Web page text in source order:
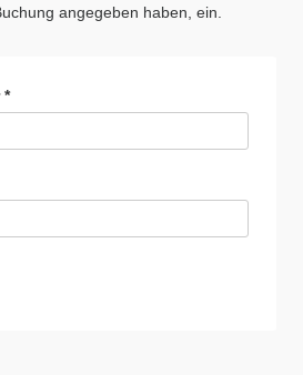
angegeben haben, ein.
*